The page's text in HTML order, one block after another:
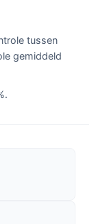
tussen
gemiddeld